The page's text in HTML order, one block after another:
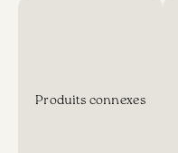
Produits connexes